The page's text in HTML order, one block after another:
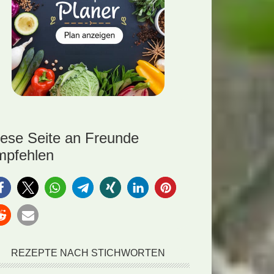
Seite an Freunde
REZEPTE NACH STICHWORTEN